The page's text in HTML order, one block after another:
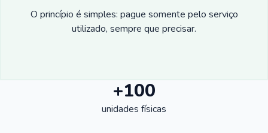
O princípio é simples: pague somente pelo serviço
utilizado, sempre que precisar.
+100
unidades físicas